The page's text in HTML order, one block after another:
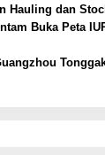
Hauling dan
Buka Peta